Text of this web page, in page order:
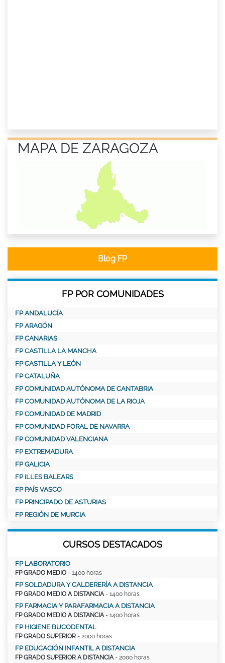
MAPA DE ZARAGOZA
Blog FP
FP POR COMUNIDADES
FP ANDALUCÍA
FP ARAGÓN
FP CANARIAS
FP CASTILLA LA MANCHA
FP CASTILLA Y LEÓN
FP CATALUÑA
FP COMUNIDAD AUTÓNOMA DE CANTABRIA
FP COMUNIDAD AUTÓNOMA DE LA RIOJA
FP COMUNIDAD DE MADRID
FP COMUNIDAD FORAL DE NAVARRA
FP COMUNIDAD VALENCIANA
FP EXTREMADURA
FP GALICIA
FP ILLES BALEARS
FP PAÍS VASCO
FP PRINCIPADO DE ASTURIAS
FP REGIÓN DE MURCIA
CURSOS DESTACADOS
FP LABORATORIO
FP GRADO MEDIO - 1400 horas
FP SOLDADURA Y CALDERERÍA A DISTANCIA
FP GRADO MEDIO A DISTANCIA - 1400 horas
FP FARMACIA Y PARAFARMACIA A DISTANCIA
FP GRADO MEDIO A DISTANCIA - 1400 horas
FP HIGIENE BUCODENTAL
FP GRADO SUPERIOR - 2000 horas
FP EDUCACIÓN INFANTIL A DISTANCIA
FP GRADO SUPERIOR A DISTANCIA - 2000 horas